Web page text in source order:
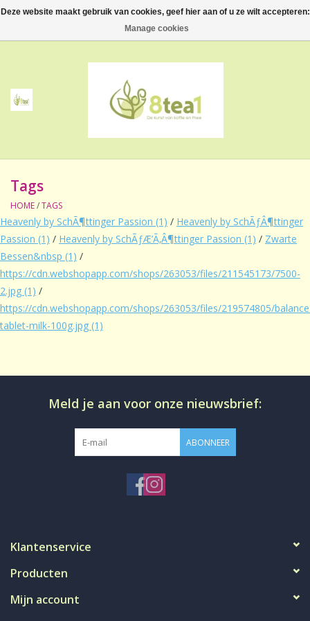
0 Artikelen - €--,--
Thee
Accessoires
NIEUW! Verpakte thee
BeppeDeli en 8tea1
Contact
Laatste kans!
Tags
HOME/TAGS
Heavenly by SchÃ¶ttinger Passion (1) / Heavenly by SchÃƒÂ¶ttinger
Passion (1) / Heavenly by SchÃƒÆ’Ã‚Â¶ttinger Passion (1) / Zwarte
Bessen&nbsp (1) /
https://cdn.webshopapp.com/shops/263053/files/211545173/7500-
2.jpg (1) /
https://cdn.webshopapp.com/shops/263053/files/219574805/
tablet-milk-100g.jpg (1)
Meld je aan voor onze nieuwsbrief:
ABONNEER
Klantenservice
Producten
Mijn account
Deze website maakt gebruik van cookies, geef hier aan of u ze wilt accepteren:
Manage cookies